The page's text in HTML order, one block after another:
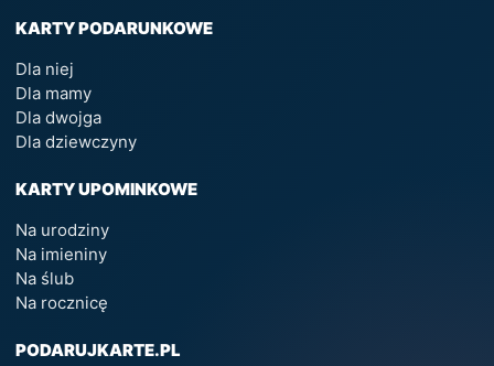
KARTY PODARUNKOWE
Dla niej
Dla mamy
Dla dwojga
Dla dziewczyny
KARTY UPOMINKOWE
Na urodziny
Na imieniny
Na ślub
Na rocznicę
PODARUJKARTE.PL